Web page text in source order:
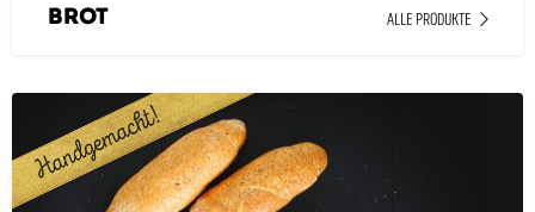
Brot ALLE PRODUKTE